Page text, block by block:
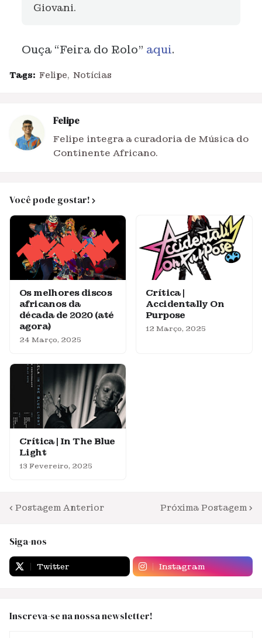
Giovani.
Ouça “Feira do Rolo” aqui.
Tags: Felipe Notícias
Felipe
Felipe integra a curadoria de Música do
Continente Africano.
Você pode gostar!
Os melhores discos
africanos da
década de 2020 (até
agora)
24 Março, 2025
Crítica |
Accidentally On
Purpose
12 Março, 2025
Crítica | In The Blue
Light
13 Fevereiro, 2025
Postagem Anterior Próxima Postagem
Siga-nos
Twitter Instagram
Inscreva-se na nossa newsletter!